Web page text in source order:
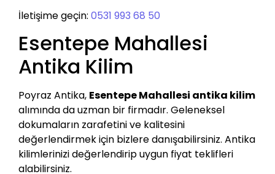
İletişime geçin: 0531 993 68 50
Esentepe Mahallesi
Antika Kilim
Poyraz Antika, Esentepe Mahallesi antika kilim
alımında da uzman bir firmadır. Geleneksel
dokumaların zarafetini ve kalitesini
değerlendirmek için bizlere danışabilirsiniz. Antika
kilimlerinizi değerlendirip uygun fiyat teklifleri
alabilirsiniz.